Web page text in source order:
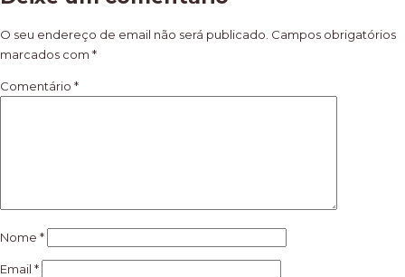
artigos
O seu endereço de email não será publicado. Campos obrigatórios
marcados com *
Comentário *
Nome *
Email *